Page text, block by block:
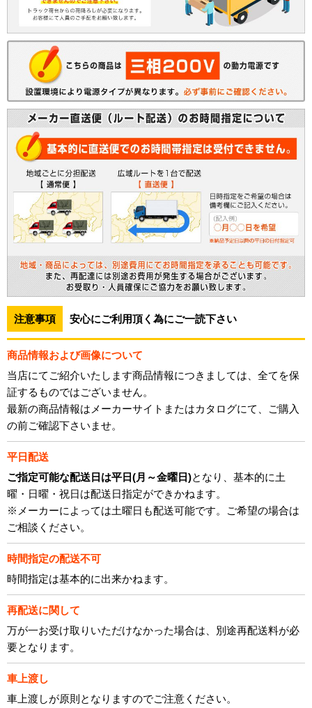
注意事項 安心にご利用頂く為にご一読下さい
商品情報および画像について
当店にてご紹介いたします商品情報につきましては、全てを保
証するものではございません。
最新の商品情報はメーカーサイトまたはカタログにて、ご購入
の前ご確認下さいませ。
平日配送
ご指定可能な配送日は平日(月～金曜日)となり、基本的に土
曜・日曜・祝日は配送日指定ができかねます。
※メーカーによっては土曜日も配送可能です。ご希望の場合は
ご相談ください。
時間指定の配送不可
時間指定は基本的に出来かねます。
再配送に関して
万が一お受け取りいただけなかった場合は、別途再配送料が必
要となります。
車上渡し
車上渡しが原則となりますのでご注意ください。